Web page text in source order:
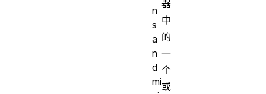
器
中
的
一
个
或
n
s
a
n
d
mi